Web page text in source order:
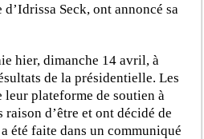
Seck, ont annoncé sa
hier, dimanche 14 avril, à
de la présidentielle. Les
leur plateforme de soutien à
d’être et ont décidé de
été faite dans un communiqué